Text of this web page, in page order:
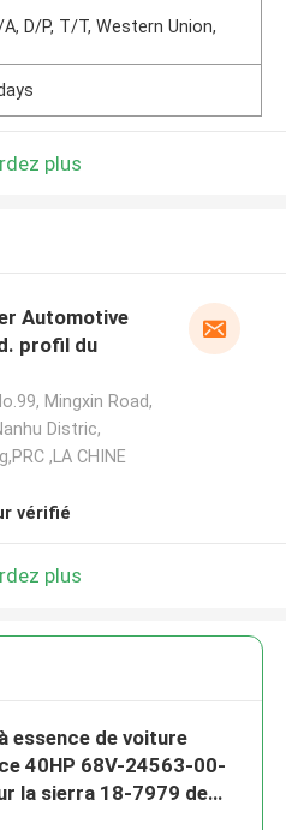
A, D/P, T/T, Western Union,
plus
Automotive
profil du
Mingxin Road,
Distric,
,LA CHINE
vérifié
plus
essence de voiture
40HP 68V-24563-00-
la sierra 18-7979 de